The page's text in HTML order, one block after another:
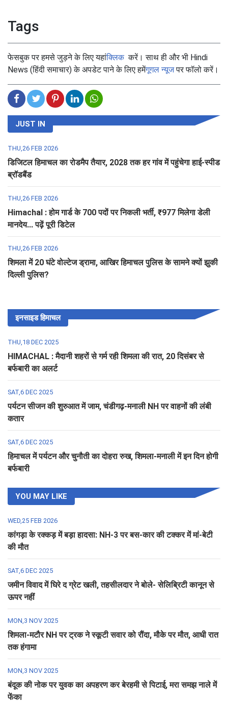
Tags
फेसबुक पर हमसे जुड़ने के लिए यहांक्लिककरें। साथ ही और भी Hindi
News (हिंदी समाचार) के अपडेट पाने के लिए हमेंगूगल न्यूजपर फॉलो करें।
JUST IN
THU,26 FEB 2026
डिजिटल हिमाचल का रोडमैप तैयार, 2028 तक हर गांव में पहुंचेगा हाई-स्पीड
ब्रॉडबैंड
THU,26 FEB 2026
Himachal : होम गार्ड के 700 पदों पर निकली भर्ती, ₹977 मिलेगा डेली
मानदेय... पढ़ें पूरी डिटेल
THU,26 FEB 2026
शिमला में 20 घंटे वोल्टेज ड्रामा, आखिर हिमाचल पुलिस के सामने क्यों झुकी
दिल्ली पुलिस?
इनसाइड हिमाचल
THU,18 DEC 2025
HIMACHAL : मैदानी शहरों से गर्म रही शिमला की रात, 20 दिसंबर से
बर्फबारी का अलर्ट
SAT,6 DEC 2025
पर्यटन सीजन की शुरुआत में जाम, चंडीगढ़-मनाली NH पर वाहनों की लंबी
कतार
SAT,6 DEC 2025
हिमाचल में पर्यटन और चुनौती का दोहरा रुख, शिमला-मनाली में इन दिन होगी
बर्फबारी
YOU MAY LIKE
WED,25 FEB 2026
कांगड़ा के रक्कड़ में बड़ा हादसा: NH-3 पर बस-कार की टक्कर में मां-बेटी
की मौत
SAT,6 DEC 2025
जमीन विवाद में घिरे द ग्रेट खली, तहसीलदार ने बोले- सेलिब्रिटी कानून से
ऊपर नहीं
MON,3 NOV 2025
शिमला-मटौर NH पर ट्रक ने स्कूटी सवार को रौंदा, मौके पर मौत, आधी रात
तक हंगामा
MON,3 NOV 2025
बंदूक की नोक पर युवक का अपहरण कर बेरहमी से पिटाई, मरा समझ नाले में
फेंका